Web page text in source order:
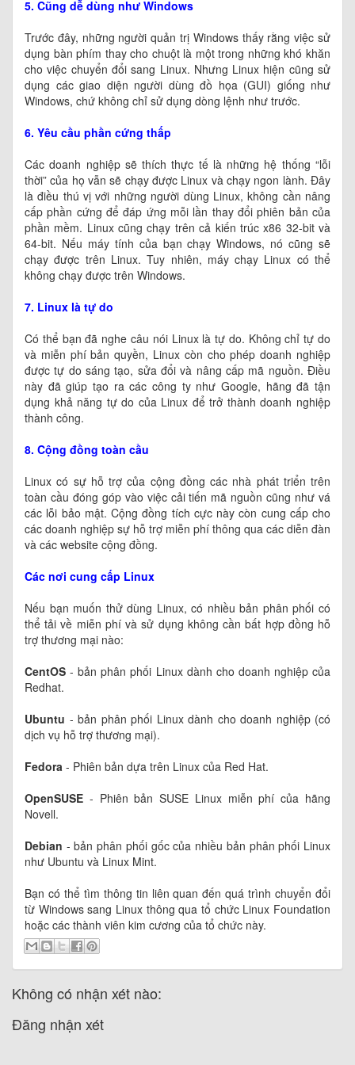
5. Cũng dễ dùng như Windows
Trước đây, những người quản trị Windows thấy rằng việc sử
dụng bàn phím thay cho chuột là một trong những khó khăn
cho việc chuyển đổi sang Linux. Nhưng Linux hiện cũng sử
dụng các giao diện người dùng đồ họa (GUI) giống như
Windows, chứ không chỉ sử dụng dòng lệnh như trước.
6. Yêu cầu phần cứng thấp
Các doanh nghiệp sẽ thích thực tế là những hệ thống “lỗi
thời” của họ vẫn sẽ chạy được Linux và chạy ngon lành. Đây
là điều thú vị với những người dùng Linux, không cần nâng
cấp phần cứng để đáp ứng mỗi lần thay đổi phiên bản của
phần mềm. Linux cũng chạy trên cả kiến trúc x86 32-bit và
64-bit. Nếu máy tính của bạn chạy Windows, nó cũng sẽ
chạy được trên Linux. Tuy nhiên, máy chạy Linux có thể
không chạy được trên Windows.
7. Linux là tự do
Có thể bạn đã nghe câu nói Linux là tự do. Không chỉ tự do
và miễn phí bản quyền, Linux còn cho phép doanh nghiệp
được tự do sáng tạo, sửa đổi và nâng cấp mã nguồn. Điều
này đã giúp tạo ra các công ty như Google, hãng đã tận
dụng khả năng tự do của Linux để trở thành doanh nghiệp
thành công.
8. Cộng đồng toàn cầu
Linux có sự hỗ trợ của cộng đồng các nhà phát triển trên
toàn cầu đóng góp vào việc cải tiến mã nguồn cũng như vá
các lỗi bảo mật. Cộng đồng tích cực này còn cung cấp cho
các doanh nghiệp sự hỗ trợ miễn phí thông qua các diễn đàn
và các website cộng đồng.
Các nơi cung cấp Linux
Nếu bạn muốn thử dùng Linux, có nhiều bản phân phối có
thể tải về miễn phí và sử dụng không cần bất hợp đồng hỗ
trợ thương mại nào:
CentOS - bản phân phối Linux dành cho doanh nghiệp của
Redhat.
Ubuntu - bản phân phối Linux dành cho doanh nghiệp (có
dịch vụ hỗ trợ thương mại).
Fedora - Phiên bản dựa trên Linux của Red Hat.
OpenSUSE - Phiên bản SUSE Linux miễn phí của hãng
Novell.
Debian - bản phân phối gốc của nhiều bản phân phối Linux
như Ubuntu và Linux Mint.
Bạn có thể tìm thông tin liên quan đến quá trình chuyển đổi
từ Windows sang Linux thông qua tổ chức Linux Foundation
hoặc các thành viên kim cương của tổ chức này.
Không có nhận xét nào:
Đăng nhận xét